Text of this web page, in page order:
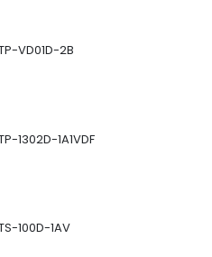
VD01D-2B
1302D-1A1VDF
100D-1AV